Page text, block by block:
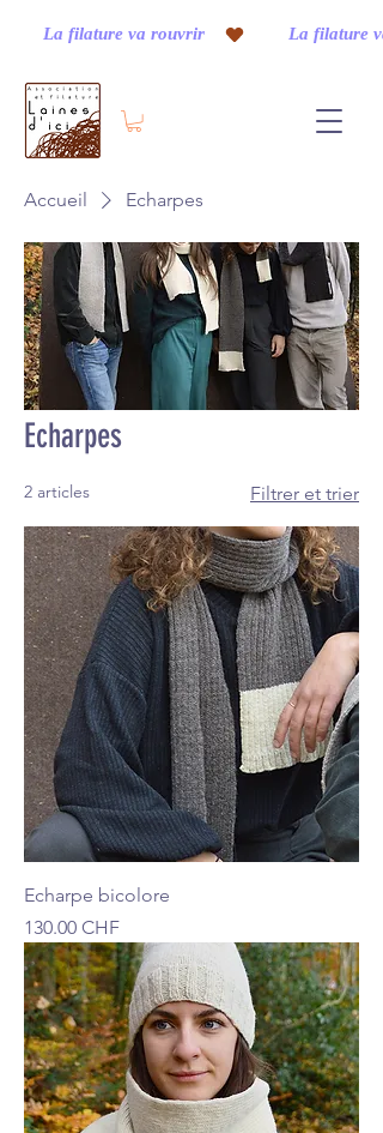
         La filature va rouvrir
Accueil Echarpes
Echarpes
2 articles Filtrer et trier
Echarpe bicolore
Prix
130.00 CHF